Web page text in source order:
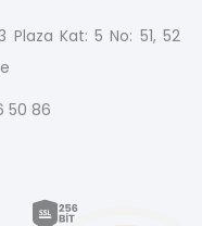
Plaza Kat: 5 No: 51, 52
50 86